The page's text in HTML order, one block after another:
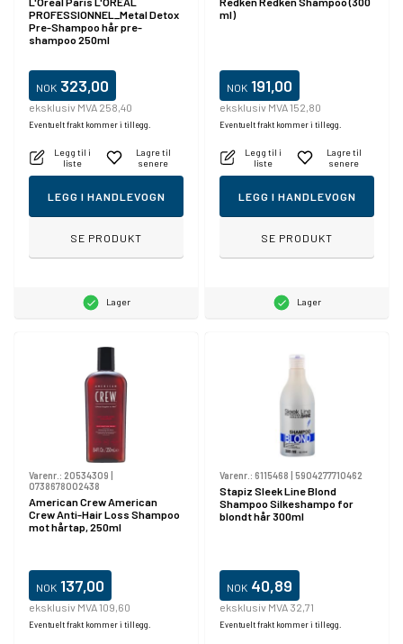
PROFESSIONNEL_Metal Detox
Pre-Shampoo hår pre-
shampoo 250ml
NOK 323,00
eksklusiv MVA 258,40
Eventuelt frakt kommer i tillegg.
Legg til i
liste
Lagre til
senere
LEGG I HANDLEVOGN
SE PRODUKT
Lager
ml)
NOK 191,00
eksklusiv MVA 152,80
Eventuelt frakt kommer i tillegg.
Legg til i
liste
Lagre til
senere
LEGG I HANDLEVOGN
SE PRODUKT
Lager
Varenr.: 20534309
0738678002438
American Crew American
Crew Anti-Hair Loss Shampoo
mot hårtap, 250ml
NOK 137,00
eksklusiv MVA 109,60
Eventuelt frakt kommer i tillegg.
Varenr.: 6115468 5904277710462
Stapiz Sleek Line Blond
Shampoo Silkeshampo for
blondt hår 300ml
NOK 40,89
eksklusiv MVA 32,71
Eventuelt frakt kommer i tillegg.